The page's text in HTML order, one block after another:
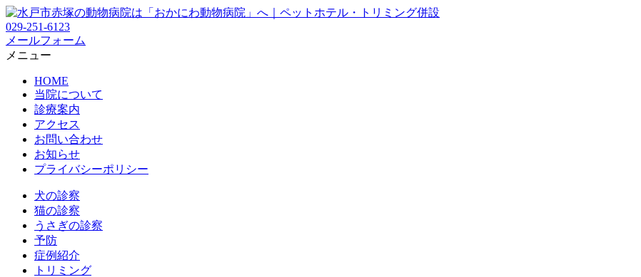
029-251-6123
メールフォーム
メニュー
HOME
当院について
診療案内
アクセス
お問い合わせ
お知らせ
プライバシーポリシー
犬の診察
猫の診察
うさぎの診察
予防
症例紹介
トリミング